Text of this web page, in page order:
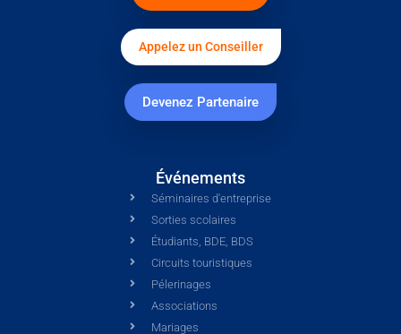
Appelez un Conseiller
Devenez Partenaire
Événements
Séminaires d'entreprise
Sorties scolaires
Étudiants, BDE, BDS
Circuits touristiques
Pélerinages
Associations
Mariages